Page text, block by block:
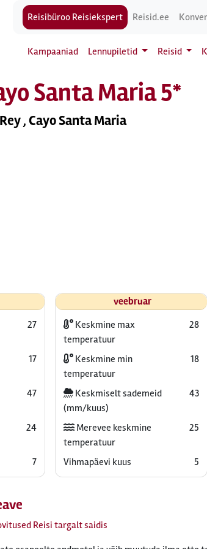
Reisibüroo Reisiekspert Reisid.ee
Kampaaniad Lennupiletid Reisid
Santa Maria 5*
, Cayo Santa Maria
27
17
47
24
7
veebruar
Keskmine max
temperatuur
28
Keskmine min
temperatuur
18
Keskmiselt sademeid
(mm/kuus)
43
Merevee keskmine
temperatuur
25
Vihmapäevi kuus 5
Reisi targalt saidis